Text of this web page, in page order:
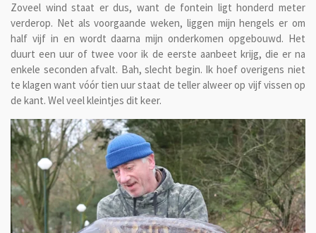
Zoveel wind staat er dus, want de fontein ligt honderd meter
verderop. Net als voorgaande weken, liggen mijn hengels er om
half vijf in en wordt daarna mijn onderkomen opgebouwd. Het
duurt een uur of twee voor ik de eerste aanbeet krijg, die er na
enkele seconden afvalt. Bah, slecht begin. Ik hoef overigens niet
te klagen want vóór tien uur staat de teller alweer op vijf vissen op
de kant. Wel veel kleintjes dit keer.